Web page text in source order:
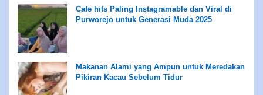
Cafe hits Paling Instagramable dan Viral di
Purworejo untuk Generasi Muda 2025
Makanan Alami yang Ampun untuk Meredakan
Pikiran Kacau Sebelum Tidur